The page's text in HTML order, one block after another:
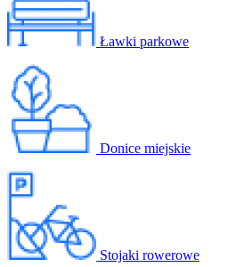
Ławki parkowe
Donice miejskie
Stojaki rowerowe